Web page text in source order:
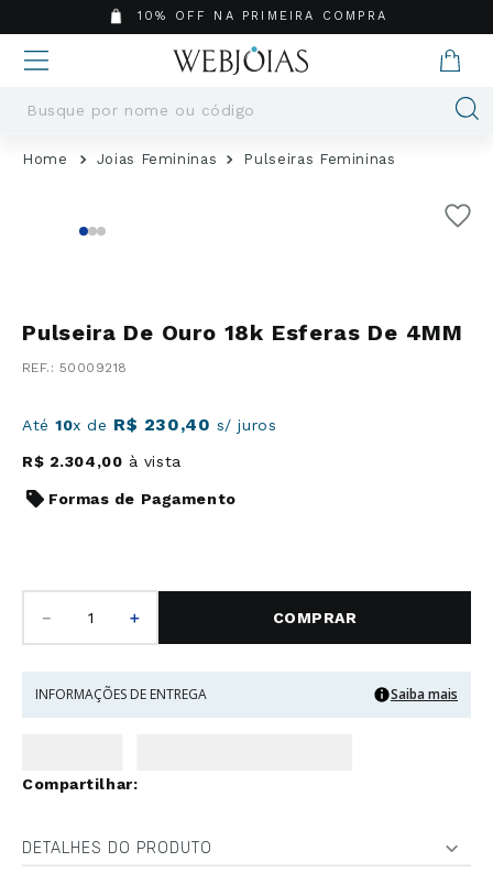
10% OFF NA PRIMEIRA COMPRA
Busque por nome ou código
Joias Femininas Pulseiras Femininas
Pulseira De Ouro 18k Esferas De 4MM
: 50009218
Até10x de R$ 230,40 s/ juros
R$ 2.304,00 à vista
Formas de Pagamento
＋
－ COMPRAR
INFORMAÇÕES DE ENTREGA Saiba mais
DETALHES DO PRODUTO
Termos mais buscados
6º
Argola
7º
Pingente
9º
Corrente
10 º Moissanite